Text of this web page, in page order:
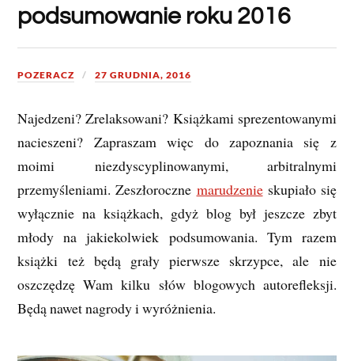
podsumowanie roku 2016
POZERACZ 27 GRUDNIA, 2016
Najedzeni? Zrelaksowani? Książkami sprezentowanymi
nacieszeni? Zapraszam więc do zapoznania się z
moimi niezdyscyplinowanymi, arbitralnymi
przemyśleniami. Zeszłoroczne marudzenieskupiało się
wyłącznie na książkach, gdyż blog był jeszcze zbyt
młody na jakiekolwiek podsumowania. Tym razem
książki też będą grały pierwsze skrzypce, ale nie
oszczędzę Wam kilku słów blogowych autorefleksji.
Będą nawet nagrody i wyróżnienia.